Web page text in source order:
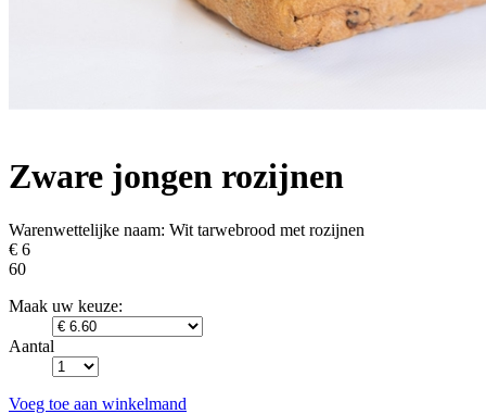
Zware jongen rozijnen
Warenwettelijke naam: Wit tarwebrood met rozijnen
€ 6
60
Maak uw keuze:
Aantal
Voeg toe aan winkelmand